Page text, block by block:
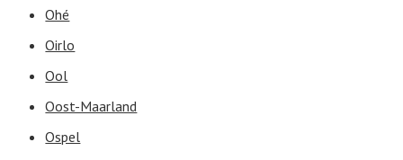
Ohé
Oirlo
Ool
Oost-Maarland
Ospel